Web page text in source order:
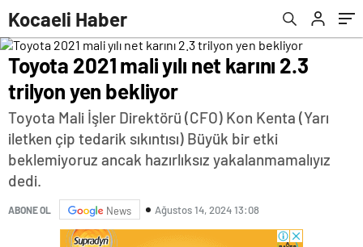
Kocaeli Haber
Toyota 2021 mali yılı net karını 2.3
trilyon yen bekliyor
Toyota Mali İşler Direktörü (CFO) Kon Kenta (Yarı
iletken çip tedarik sıkıntısı) Büyük bir etki
beklemiyoruz ancak hazırlıksız yakalanmamalıyız
dedi.
ABONE OL News Ağustos 14, 2024 13:08